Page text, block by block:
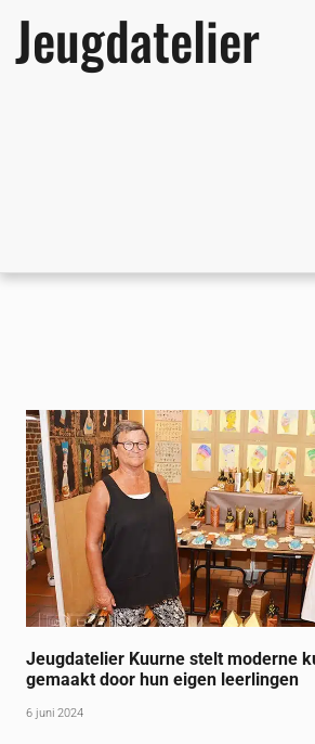
Jeugdatelier
Jeugdatelier Kuurne stelt moderne
gemaakt door hun eigen leerlingen
6 juni 2024